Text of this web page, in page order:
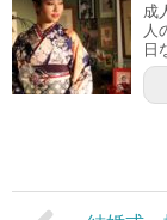
成
人
日